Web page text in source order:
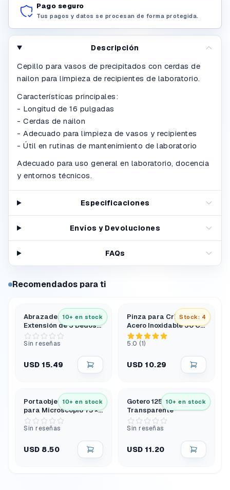
Pago seguro
Tus pagos y datos se procesan de forma protegida.
Descripción
Cepillo para vasos de precipitados con cerdas de
nailon para limpieza de recipientes de laboratorio.
Características principales:
- Longitud de 16 pulgadas
- Cerdas de nailon
- Adecuado para limpieza de vasos y recipientes
- Útil en rutinas de mantenimiento de laboratorio
Adecuado para uso general en laboratorio, docencia
y entornos técnicos.
Especificaciones
Envíos y Devoluciones
FAQs
Recomendados para ti
10+ en stock
Abrazadera de
Extensión de 3 Dedos
con Puntas de Pvc y
Cabezal Giratorio
Sin reseñas
USD 15.49
Stock: 4
Pinza para Crisol de
Acero Inoxidable 30 Cm
Tipo Arco Extra Larga
5.0 (1)
USD 10.29
10+ en stock
Portaobjetos de Vidrio
para Microscopio 75 ×
25 Mm
Sin reseñas
USD 8.50
10+ en stock
Gotero 125 mL Vidrio
Transparente
Sin reseñas
USD 11.20